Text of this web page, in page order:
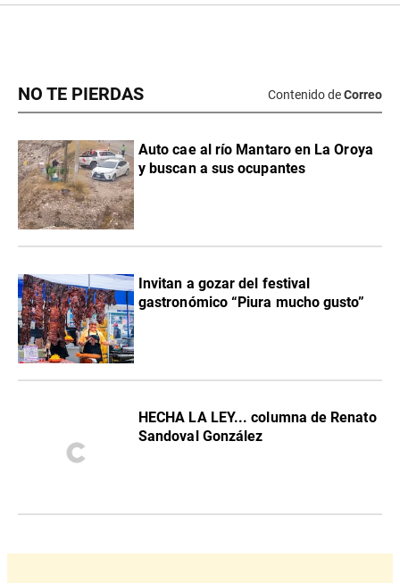
NO TE PIERDAS Contenido deCorreo
Auto cae al río Mantaro en La Oroya
y buscan a sus ocupantes
Invitan a gozar del festival
gastronómico “Piura mucho gusto”
HECHA LA LEY... columna de Renato
Sandoval González